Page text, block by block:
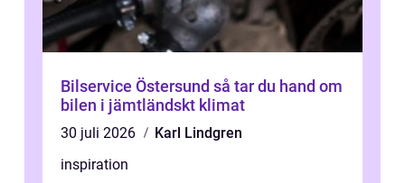
Bilservice Östersund så tar du hand om
bilen i jämtländskt klimat
30 juli 2026
Karl Lindgren
inspiration